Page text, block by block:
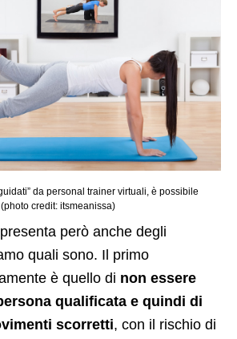
da personal trainer virtuali, è possibile
(photo credit: itsmeanissa)
però anche degli
quali sono. Il primo
è quello di non essere
qualificata e quindi di
scorretti, con il rischio di